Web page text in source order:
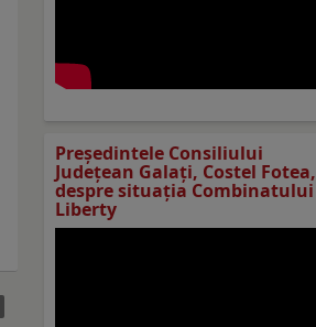
Preşedintele Consiliului
Judeţean Galaţi, Costel Fotea,
despre situaţia Combinatului
Liberty